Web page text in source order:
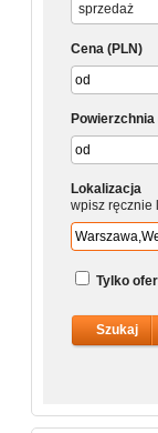
sprzedaż
Cena (PLN)
Powierzchnia
Lokalizacja
wpisz ręcznie
Tylko